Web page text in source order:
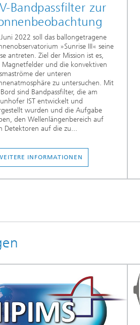
Bandpassfilter zur
2022 soll das ballongetragene
»Sunrise III« seine
antreten. Ziel der Mission ist es,
Magnetfelder und die konvektiven
der unteren
zu untersuchen. Mit
sind Bandpassfilter, die am
IST entwickelt und
wurden und die Aufgabe
den Wellenlängenbereich auf
Detektoren auf die zu...
INFORMATIONEN